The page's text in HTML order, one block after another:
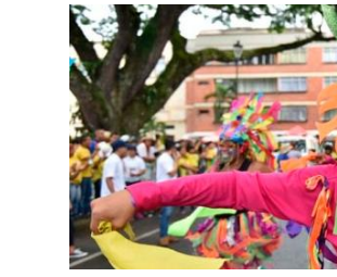
Contenido multimedia principal